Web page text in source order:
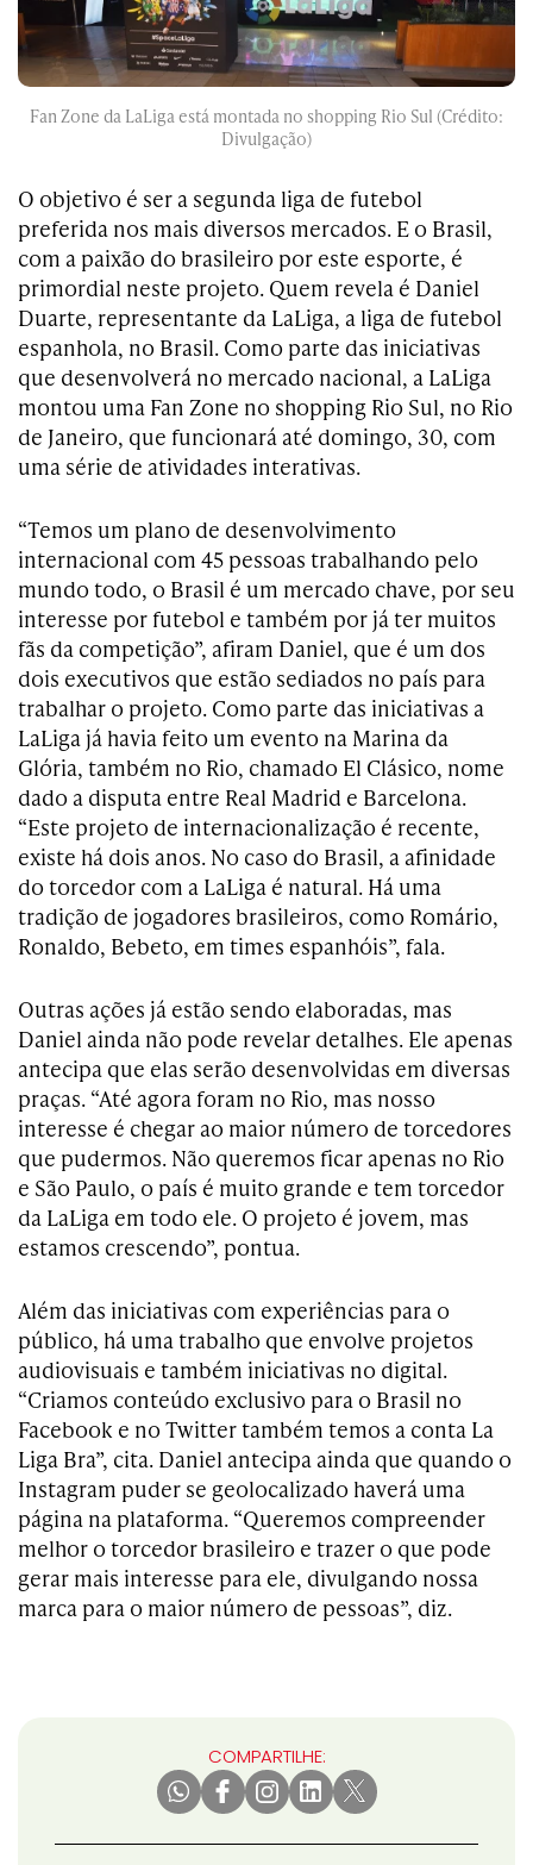
Fan Zone da LaLiga está montada no shopping Rio Sul (Crédito:
Divulgação)
O objetivo é ser a segunda liga de futebol
preferida nos mais diversos mercados. E o Brasil,
com a paixão do brasileiro por este esporte, é
primordial neste projeto. Quem revela é Daniel
Duarte, representante da LaLiga, a liga de futebol
espanhola, no Brasil. Como parte das iniciativas
que desenvolverá no mercado nacional, a LaLiga
montou uma Fan Zone no shopping Rio Sul, no Rio
de Janeiro, que funcionará até domingo, 30, com
uma série de atividades interativas.
“Temos um plano de desenvolvimento
internacional com 45 pessoas trabalhando pelo
mundo todo, o Brasil é um mercado chave, por seu
interesse por futebol e também por já ter muitos
fãs da competição”, afiram Daniel, que é um dos
dois executivos que estão sediados no país para
trabalhar o projeto. Como parte das iniciativas a
LaLiga já havia feito um evento na Marina da
Glória, também no Rio, chamado El Clásico, nome
dado a disputa entre Real Madrid e Barcelona.
“Este projeto de internacionalização é recente,
existe há dois anos. No caso do Brasil, a afinidade
do torcedor com a LaLiga é natural. Há uma
tradição de jogadores brasileiros, como Romário,
Ronaldo, Bebeto, em times espanhóis”, fala.
Outras ações já estão sendo elaboradas, mas
Daniel ainda não pode revelar detalhes. Ele apenas
antecipa que elas serão desenvolvidas em diversas
praças. “Até agora foram no Rio, mas nosso
interesse é chegar ao maior número de torcedores
que pudermos. Não queremos ficar apenas no Rio
e São Paulo, o país é muito grande e tem torcedor
da LaLiga em todo ele. O projeto é jovem, mas
estamos crescendo”, pontua.
Além das iniciativas com experiências para o
público, há uma trabalho que envolve projetos
audiovisuais e também iniciativas no digital.
“Criamos conteúdo exclusivo para o Brasil no
Facebook e no Twitter também temos a conta La
Liga Bra”, cita. Daniel antecipa ainda que quando o
Instagram puder se geolocalizado haverá uma
página na plataforma. “Queremos compreender
melhor o torcedor brasileiro e trazer o que pode
gerar mais interesse para ele, divulgando nossa
marca para o maior número de pessoas”, diz.
COMPARTILHE: